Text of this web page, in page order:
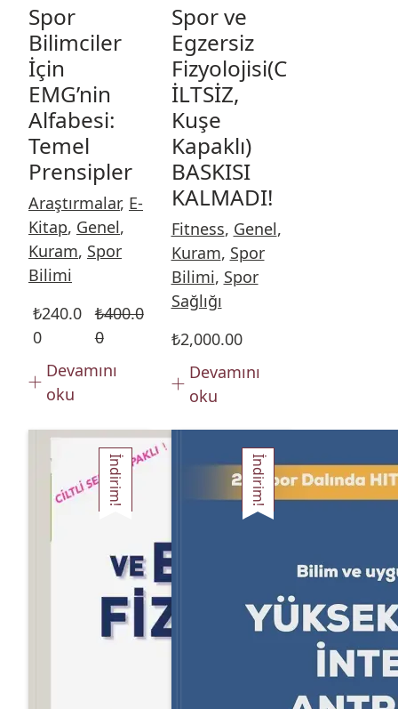
Spor
Bilimciler
İçin
EMG’nin
Alfabesi:
Temel
Prensipler
Araştırmalar, E-
Kitap, Genel,
Kuram, Spor
Bilimi
₺400.0
0
₺240.0
0
Devamını
oku
Spor ve
Egzersiz
Fizyolojisi(C
İLTSİZ,
Kuşe
Kapaklı)
BASKISI
KALMADI!
Fitness, Genel,
Kuram, Spor
Bilimi, Spor
Sağlığı
₺2,000.00
Devamını
oku
İndirim! İndirim!